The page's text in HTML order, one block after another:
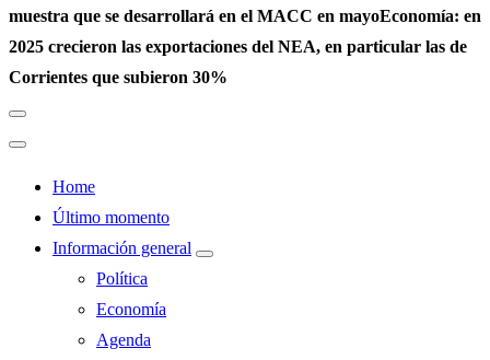
muestra que se desarrollará en el MACC en mayoEconomía: en
2025 crecieron las exportaciones del NEA, en particular las de
Corrientes que subieron 30%
Home
Último momento
Información general
Política
Economía
Agenda